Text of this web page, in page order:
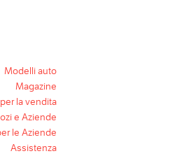
Modelli auto
Magazine
la vendita
e Aziende
le Aziende
Assistenza